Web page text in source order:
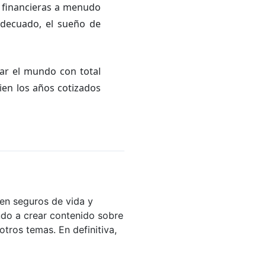
a menudo
el sueño de
el mundo con total
los años cotizados
seguros de vida y
a crear contenido sobre
temas. En definitiva,